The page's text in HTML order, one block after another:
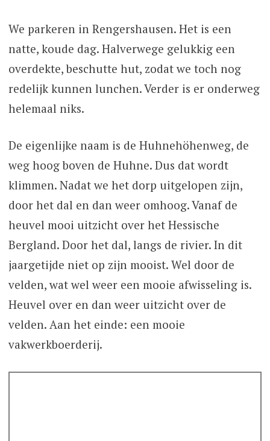
We parkeren in Rengershausen. Het is een
natte, koude dag. Halverwege gelukkig een
overdekte, beschutte hut, zodat we toch nog
redelijk kunnen lunchen. Verder is er onderweg
helemaal niks.
De eigenlijke naam is de Huhnehöhenweg, de
weg hoog boven de Huhne. Dus dat wordt
klimmen. Nadat we het dorp uitgelopen zijn,
door het dal en dan weer omhoog. Vanaf de
heuvel mooi uitzicht over het Hessische
Bergland. Door het dal, langs de rivier. In dit
jaargetijde niet op zijn mooist. Wel door de
velden, wat wel weer een mooie afwisseling is.
Heuvel over en dan weer uitzicht over de
velden. Aan het einde: een mooie
vakwerkboerderij.